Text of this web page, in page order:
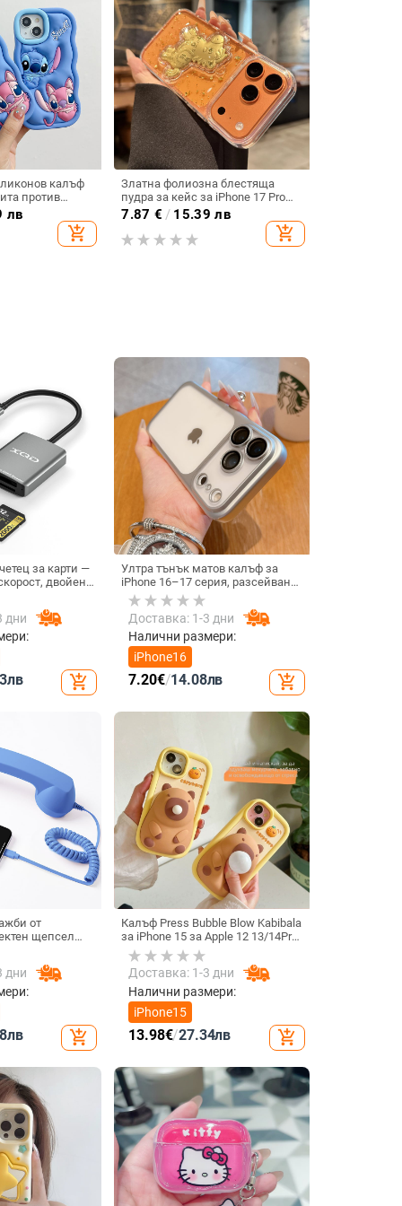
калъф
против
завършек,
11/12/13/14
лв
add_shopping_cart
Златна фолиозна блестяща
пудра за кейс за iPhone 17 Pro
Max – прозрачно епоксидно
покритие, защита от износване,
удароустойчив
7.87 € / 15.39 лв
add_shopping_cart
за карти —
двойен
и USB,
+ ABS
дни
лв add_shopping_cart
Ултра тънък матов калъф за
iPhone 16–17 серия, разсейване
на топлината, пълно покритие,
удароустойчив и устойчив на
отпечатъци
Доставка: 1-3 дни
Налични размери:
iPhone16
7.20€/14.08лв add_shopping_cart
от
щепсел
Douyin
електрически
с C порт,
дни
лв add_shopping_cart
Калъф Press Bubble Blow Kabibala
за iPhone 15 за Apple 12 13/14Pro
Max, устойчив на изпускане 11
Доставка: 1-3 дни
Налични размери:
iPhone15
13.98€/27.34лв add_shopping_cart